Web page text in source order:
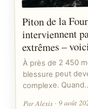
Piton de la
interviennent
extrêmes –
À près de 2 450
blessure peut
complexe.
Par Alexis · 9 août